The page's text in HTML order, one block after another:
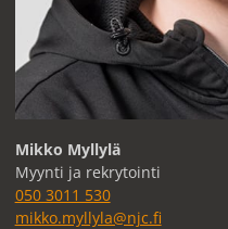
Mikko Myllylä
Myynti ja rekrytointi
050 3011 530
mikko.myllyla@njc.fi